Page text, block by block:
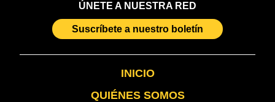
ÚNETE A NUESTRA RED
Suscríbete a nuestro boletín
INICIO
QUIÉNES SOMOS